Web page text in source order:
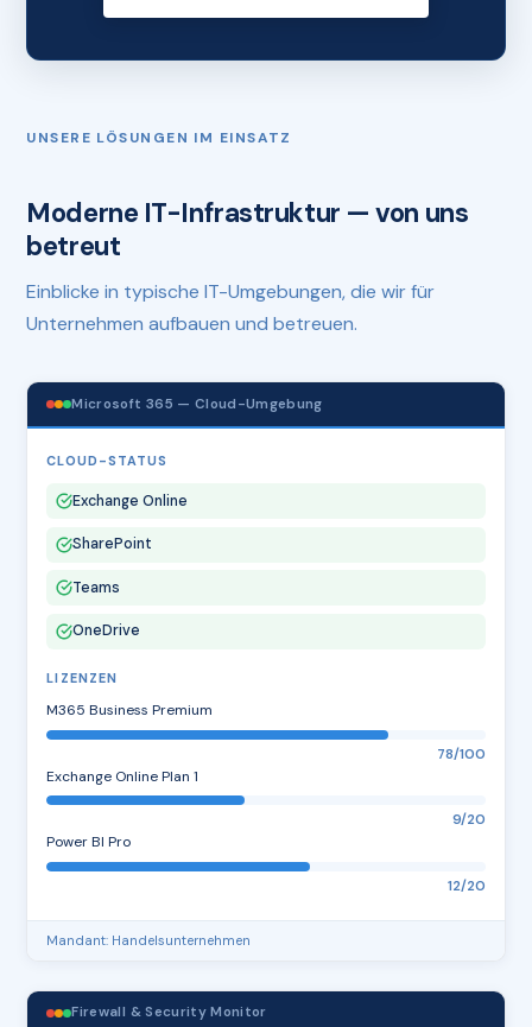
UNSERE LÖSUNGEN IM EINSATZ
Moderne IT-Infrastruktur — von uns
betreut
Einblicke in typische IT-Umgebungen, die wir für
Unternehmen aufbauen und betreuen.
Microsoft 365 — Cloud-Umgebung
CLOUD-STATUS
Exchange Online
SharePoint
Teams
OneDrive
LIZENZEN
M365 Business Premium
78/100
Exchange Online Plan 1
9/20
Power BI Pro
12/20
Mandant: Handelsunternehmen
Firewall & Security Monitor